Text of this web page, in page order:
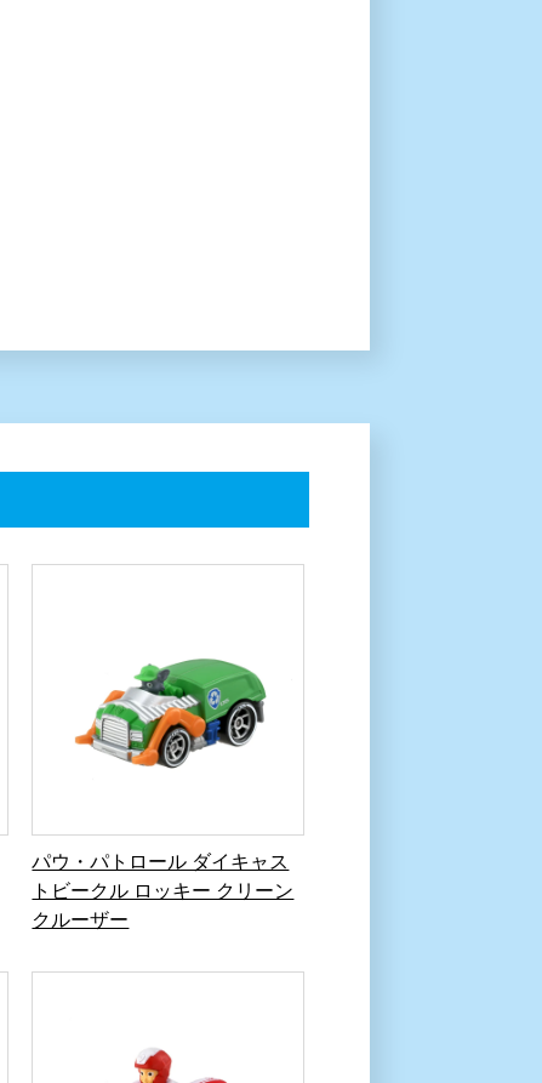
パウ・パトロール ダイキャス
トビークル ロッキー クリーン
クルーザー